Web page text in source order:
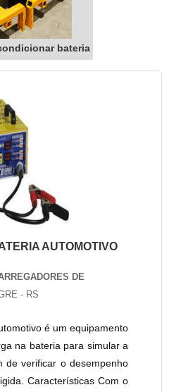
bateria
AUTOMOTIVO
DE
- RS
é um equipamento
na bateria para simular a
de verificar o desempenho
Características Com o